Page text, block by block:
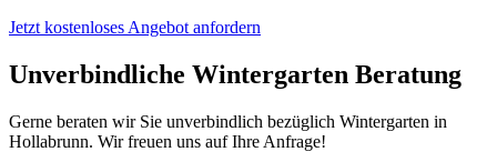
Jetzt kostenloses Angebot anfordern
Unverbindliche Wintergarten Beratung
Gerne beraten wir Sie unverbindlich bezüglich Wintergarten in
Hollabrunn. Wir freuen uns auf Ihre Anfrage!